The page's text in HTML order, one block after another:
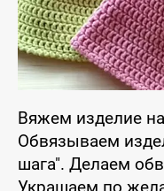
Вяжем изделие
Обвязываем
шага". Делаем